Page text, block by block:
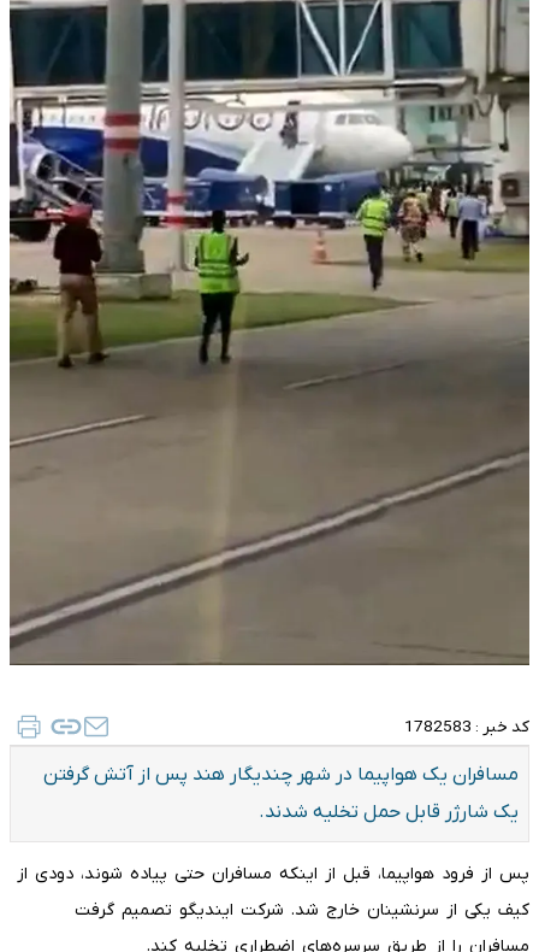
کد خبر : 1782583
مسافران یک هواپیما در شهر چندیگار هند پس از آتش گرفتن
یک شارژر قابل حمل تخلیه شدند.
پس از فرود هواپیما، قبل از اینکه مسافران حتی پیاده شوند، دودی از
کیف یکی از سرنشینان خارج شد. شرکت ایندیگو تصمیم گرفت
مسافران را از طریق سرسره‌های اضطراری تخلیه کند.